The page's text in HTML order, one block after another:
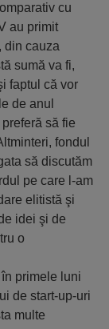
cu
au primit
din cauza
sumă va fi,
faptul că vor
de anul
să fie
fondul
să discutăm
pe care l-am
elitistă şi
idei şi de
o
primele luni
de start-up-uri
multe